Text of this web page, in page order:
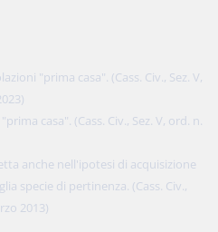
"prima casa". (Cass. Civ., Sez. V,
casa". (Cass. Civ., Sez. V, ord. n.
anche nell'ipotesi di acquisizione
specie di pertinenza. (Cass. Civ.,
2013)